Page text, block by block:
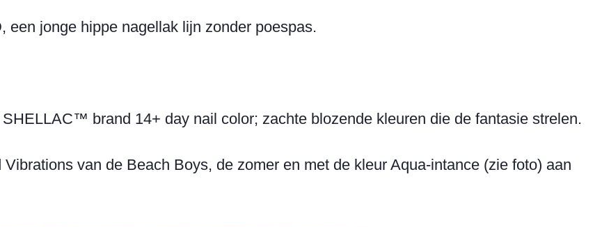
een jonge hippe nagellak lijn zonder poespas.
brand 14+ day nail color; zachte blozende kleuren die de fantasie strelen.
van de Beach Boys, de zomer en met de kleur Aqua-intance (zie foto) aan